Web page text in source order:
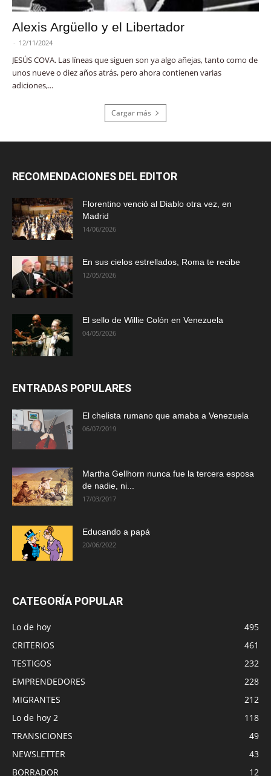
Alexis Argüello y el Libertador
- 12/11/2024
JESÚS COVA. Las líneas que siguen son ya algo añejas, tanto como de
unos nueve o diez años atrás, pero ahora contienen varias
adiciones,...
Cargar más
RECOMENDACIONES DEL EDITOR
Florentino venció al Diablo otra vez, en
Madrid
14/06/2026
En sus cielos estrellados, Roma te recibe
12/05/2026
El sello de Willie Colón en Venezuela
04/05/2026
ENTRADAS POPULARES
El chelista rumano que amaba a Venezuela
06/07/2019
Martha Gellhorn nunca fue la tercera esposa
de nadie, ni...
17/03/2017
Educando a papá
20/06/2022
CATEGORÍA POPULAR
Lo de hoy
495
CRITERIOS
461
TESTIGOS
232
EMPRENDEDORES
228
MIGRANTES
212
Lo de hoy 2
118
TRANSICIONES
49
NEWSLETTER
43
BORRADOR
12